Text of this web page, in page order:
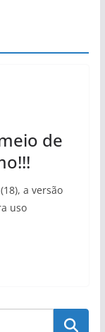
de
a versão
uso